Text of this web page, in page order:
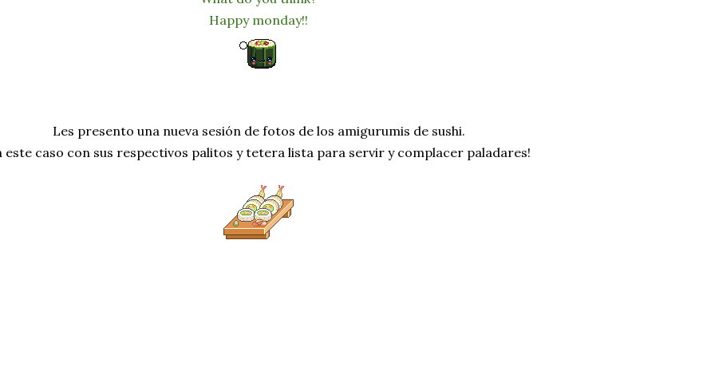
Happy monday!!
Les presento una nueva sesión de fotos de los amigurumis de sushi.
este caso con sus respectivos palitos y tetera lista para servir y complacer paladares!